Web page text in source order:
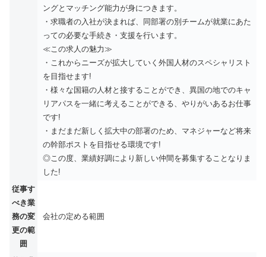
ングとマッチング能力が身につきます。
・求職者の入社が決まれば、同部署の別チームが就業にあた
っての必要な手続き・支援を行います。
≪この求人の魅力≫
・これからニーズが拡大していく外国人材のスペシャリスト
を目指せます!
・様々な国籍の人材と接することができ、異国の地でのキャ
リアパスを一緒に考えることができる、やりがいあるお仕事
です!
・まだまだ新しく拡大中の部署のため、マネジャーなど将来
の幹部ポストを目指せる環境です!
◎この度、業績好調により新しい仲間を募集することなりま
した!
従事す
べき業
務の変
更の範
囲
会社の定める範囲